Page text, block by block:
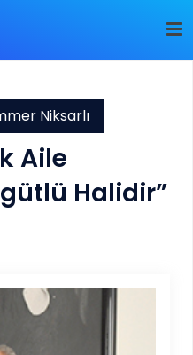
Niksarlı
Aile
Halidir”